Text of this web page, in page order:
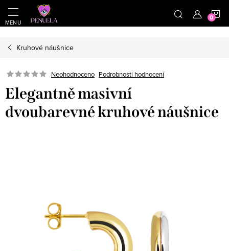
https://cz.pinterest.com/shoppenuela/
Přejít na obsah
Kruhové náušnice
Neohodnoceno Podrobnosti hodnocení
Elegantně masivní
dvoubarevné kruhové náušnice